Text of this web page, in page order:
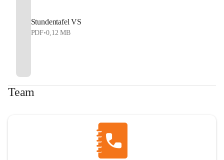
Stundentafel VS
PDF•0,12 MB
Team